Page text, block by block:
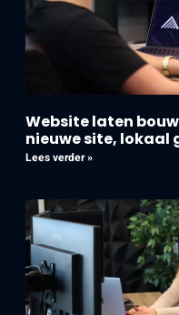
Website laten
nieuwe site, lokaal
Lees verder »